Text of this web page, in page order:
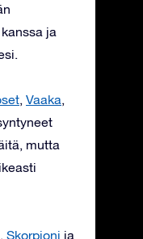
ja
, Vaaka,
mutta
, Skorpioni ja